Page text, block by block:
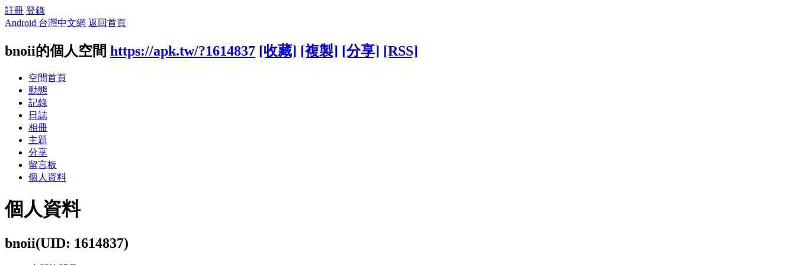
註冊 登錄
Android 台灣中文網 返回首頁
bnoii的個人空間 https://apk.tw/?1614837 [收藏] [複製] [分享] [RSS]
空間首頁
動態
記錄
日誌
相冊
主題
分享
留言板
個人資料
個人資料
bnoii(UID: 1614837)